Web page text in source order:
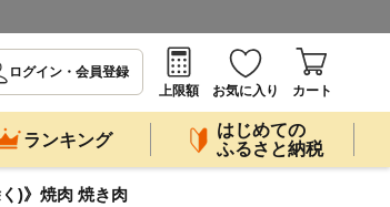
ログイン・会員登録
上限額
お気に入り カート
ランキング
はじめての
ふるさと納税
)》焼肉 焼き肉